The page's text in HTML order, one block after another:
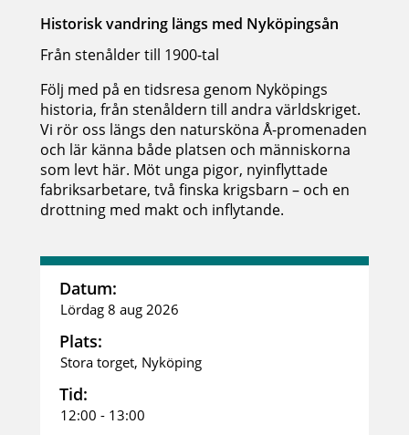
Historisk vandring längs med Nyköpingsån
Från stenålder till 1900-tal
Följ med på en tidsresa genom Nyköpings
historia, från stenåldern till andra världskriget.
Vi rör oss längs den natursköna Å-promenaden
och lär känna både platsen och människorna
som levt här. Möt unga pigor, nyinflyttade
fabriksarbetare, två finska krigsbarn – och en
drottning med makt och inflytande.
Datum:
Lördag 8 aug 2026
Plats:
Stora torget, Nyköping
Tid:
12:00 - 13:00